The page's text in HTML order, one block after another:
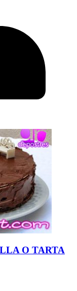
O TARTA